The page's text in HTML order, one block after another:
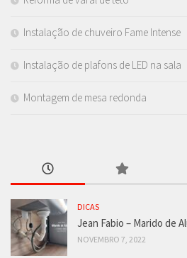
Instalação de chuveiro Fame Intense
Instalação de plafons de LED na sala
Montagem de mesa redonda
DICAS
Jean Fabio – Marido de
NOVEMBRO 7, 2022